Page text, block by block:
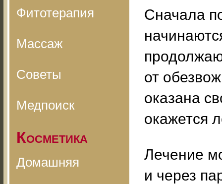
Фитотерапия
Массаж
Советы
Медпоиск
Косметика
Домашняя
Сначала
от
оказана
окажется
Лечение
и через